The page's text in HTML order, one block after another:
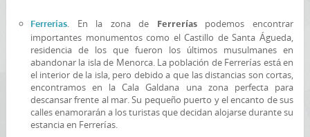
Ferrerías. En la zona de Ferreríaspodemos encontrar
importantes monumentos como el Castillo de Santa Águeda,
residencia de los que fueron los últimos musulmanes en
abandonar la isla de Menorca. La población de Ferrerías está en
el interior de la isla, pero debido a que las distancias son cortas,
encontramos en la Cala Galdana una zona perfecta para
descansar frente al mar. Su pequeño puerto y el encanto de sus
calles enamorarán a los turistas que decidan alojarse durante su
estancia en Ferrerías.